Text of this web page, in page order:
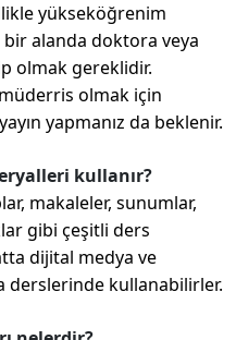
yükseköğrenim
alanda doktora veya
olmak gereklidir.
olmak için
yapmanız da beklenir.
kullanır?
makaleler, sunumlar,
gibi çeşitli ders
dijital medya ve
derslerinde kullanabilirler.